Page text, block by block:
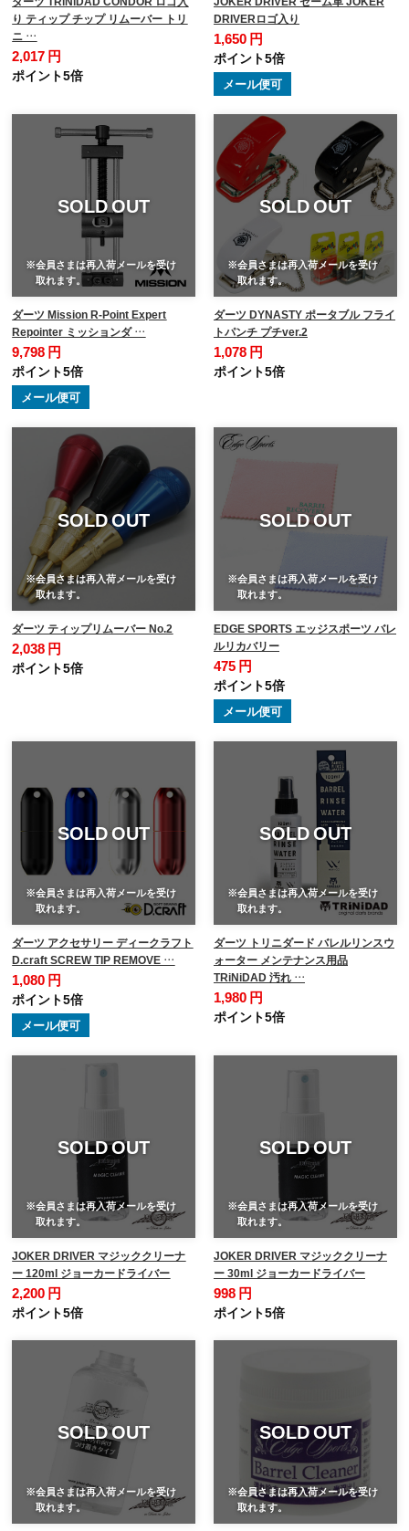
り ティップ チップ リムーバー トリ
ニ …
2,017 円
ポイント5倍
DRIVERロゴ入り
1,650 円
ポイント5倍
メール便可
SOLD OUT
※会員さまは再入荷メールを受け
取れます。
ダーツ Mission R-Point Expert
Repointer ミッションダ …
9,798 円
ポイント5倍
メール便可
SOLD OUT
※会員さまは再入荷メールを受け
取れます。
ダーツ DYNASTY ポータブル フライ
トパンチ プチver.2
1,078 円
ポイント5倍
SOLD OUT
※会員さまは再入荷メールを受け
取れます。
ダーツ ティップリムーバー No.2
2,038 円
ポイント5倍
SOLD OUT
※会員さまは再入荷メールを受け
取れます。
EDGE SPORTS エッジスポーツ バレ
ルリカバリー
475 円
ポイント5倍
メール便可
SOLD OUT
※会員さまは再入荷メールを受け
取れます。
ダーツ アクセサリー ディークラフト
D.craft SCREW TIP REMOVE …
1,080 円
ポイント5倍
メール便可
SOLD OUT
※会員さまは再入荷メールを受け
取れます。
ダーツ トリニダード バレルリンスウ
ォーター メンテナンス用品
TRiNiDAD 汚れ …
1,980 円
ポイント5倍
SOLD OUT
※会員さまは再入荷メールを受け
取れます。
JOKER DRIVER マジッククリーナ
ー 120ml ジョーカードライバー
2,200 円
ポイント5倍
SOLD OUT
※会員さまは再入荷メールを受け
取れます。
JOKER DRIVER マジッククリーナ
ー 30ml ジョーカードライバー
998 円
ポイント5倍
SOLD OUT
※会員さまは再入荷メールを受け
取れます。
SOLD OUT
※会員さまは再入荷メールを受け
取れます。